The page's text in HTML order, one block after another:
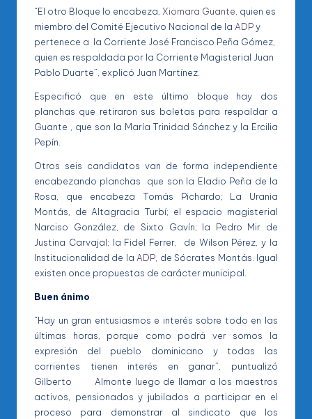
“El otro Bloque lo encabeza, Xiomara Guante, quien es
miembro del Comité Ejecutivo Nacional de la ADPy
pertenece a la Corriente José Francisco Peña Gómez,
quien es respaldada por la Corriente Magisterial Juan
Pablo Duarte”, explicó Juan Martínez.
Especificó que en este último bloque hay dos
planchas que retiraron sus boletas para respaldar a
Guante , que son la María Trinidad Sánchez y la Ercilia
Pepín.
Otros seis candidatos van de forma independiente
encabezando planchas que son la Eladio Peña de la
Rosa, que encabeza Tomás Pichardo; La Urania
Montás, de Altagracia Turbí; el espacio magisterial
Narciso González, de Sixto Gavín; la Pedro Mir de
Justina Carvajal; la Fidel Ferrer, de Wilson Pérez, y la
Institucionalidad de laADP, de Sócrates Montás. Igual
existen once propuestas de carácter municipal.
Buen ánimo
“Hay un gran entusiasmos e interés sobre todo en las
últimas horas, porque como podrá ver somos la
expresión del pueblo dominicano y todas las
corrientes tienen interés en ganar”, puntualizó
Gilberto Almonte luego de llamar a los maestros
activos, pensionados y jubilados a participar en el
proceso para demonstrar al sindicato que los